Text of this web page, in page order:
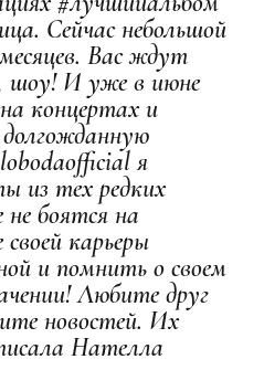
Сейчас небольшой
Вас ждут
шоу! И уже в июне
концертах и
я
из тех редких
боятся на
карьеры
и помнить о своем
Любите друг
новостей. Их
Нателла